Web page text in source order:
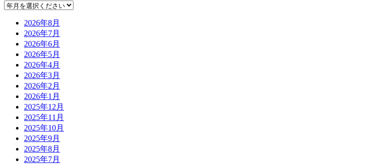
2026年8月
2026年7月
2026年6月
2026年5月
2026年4月
2026年3月
2026年2月
2026年1月
2025年12月
2025年11月
2025年10月
2025年9月
2025年8月
2025年7月